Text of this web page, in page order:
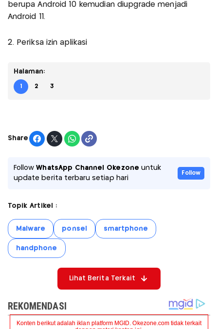
berupa Android 10 kemudian diupgrade menjadi
Android 11.
2. Periksa izin aplikasi
Halaman:
1 2 3
Share
FollowWhatsApp Channel Okezone untuk
update berita terbaru setiap hari
Follow
Topik Artikel :
Malware ponsel smartphone
handphone
Lihat Berita Terkait